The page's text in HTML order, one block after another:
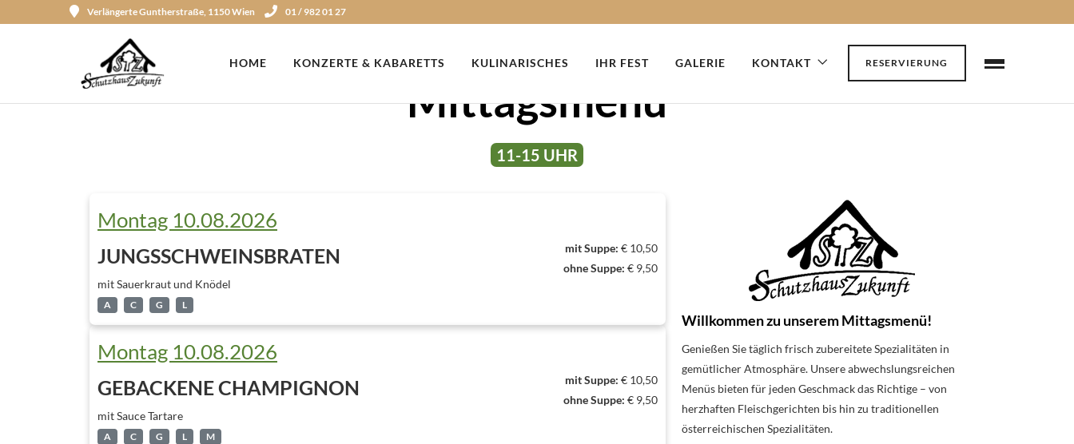
Verlängerte Guntherstraße, 1150 Wien 01 / 982 01 27
RESERVIERUNG
HOME KONZERTE & KABARETTS KULINARISCHES IHR FEST GALERIE KONTAKT
Mittagsmenü
11-15 UHR
Montag 10.08.2026
JUNGSSCHWEINSBRATEN
mit Sauerkraut und Knödel
A C G L
mit Suppe: € 10,50
ohne Suppe: € 9,50
Montag 10.08.2026
GEBACKENE CHAMPIGNON
mit Sauce Tartare
A C G L M
mit Suppe: € 10,50
ohne Suppe: € 9,50
Willkommen zu unserem Mittagsmenü!
Genießen Sie täglich frisch zubereitete Spezialitäten in
gemütlicher Atmosphäre. Unsere abwechslungsreichen
Menüs bieten für jeden Geschmack das Richtige – von
herzhaften Fleischgerichten bis hin zu traditionellen
österreichischen Spezialitäten.
Wien